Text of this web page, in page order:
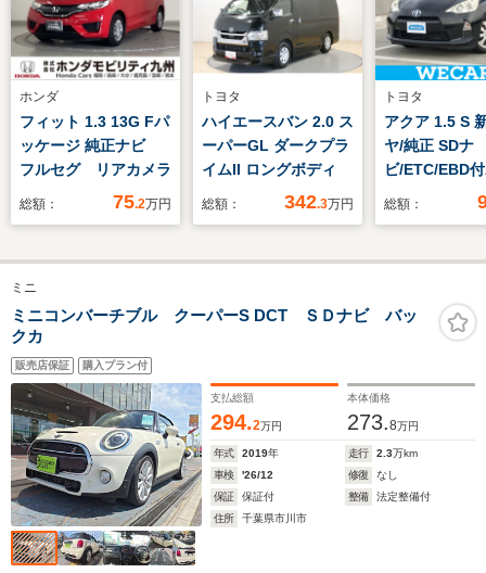
ホンダ
フィット 1.3 13G Fパ
ッケージ 純正ナビ
フルセグ リアカメラ
総額： 75.2万円
トヨタ
ハイエースバン 2.0 ス
ーパーGL ダークプラ
イムII ロングボディ
総額： 342.3万円
トヨタ
アクア 1.5 S
ヤ/純正 SDナ
ビ/ETC/EBD
滑り防止装置/
転席/エアバッ
キーレスエン
総額：
ミニ
ミニコンバーチブル クーパーS DCT ＳＤナビ バッ
クカ
販売店保証 購入プラン付
支払総額
294.2万円
本体価格
273.8万円
年式 2019年 走行 2.3万km
車検
'26/12 修復
なし
保証
保証付 整備
法定整備付
住所
千葉県市川市